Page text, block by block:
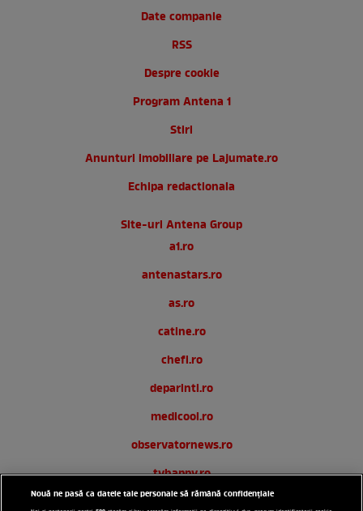
Date companie
RSS
Despre cookie
Program Antena 1
Stiri
Anunturi imobiliare pe Lajumate.ro
Echipa redactionala
Site-uri Antena Group
a1.ro
antenastars.ro
as.ro
catine.ro
chefi.ro
deparinti.ro
medicool.ro
observatornews.ro
tvhappy.ro
useit.ro
Nouă ne pasă ca datele tale personale să rămână confidențiale